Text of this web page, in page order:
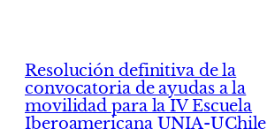
Resolución definitiva de la
convocatoria de ayudas a la
movilidad para la IV Escuela
Iberoamericana UNIA-UChile